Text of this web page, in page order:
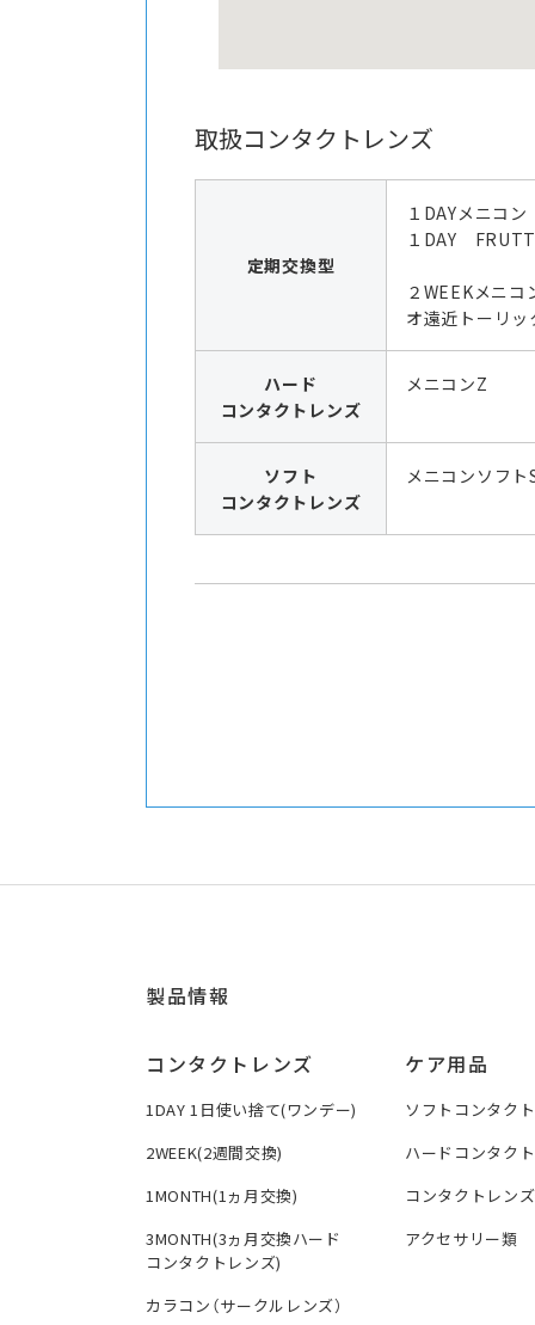
取扱コンタクトレンズ
定期交換型
１DAYメニコ
１DAY
２WEEKメニ
オ遠近トーリッ
ハード
コンタクトレンズ
メニコンZ
ソフト
コンタクトレンズ
メニコンソフト
製品情報
コンタクトレンズ
1DAY 1日使い捨て(ワンデー)
2WEEK(2週間交換)
1MONTH(1ヵ月交換)
3MONTH(3ヵ月交換ハード
コンタクトレンズ)
カラコン（サークルレンズ）
ケア用品
ソフトコンタク
ハードコンタク
コンタクトレン
アクセサリー類